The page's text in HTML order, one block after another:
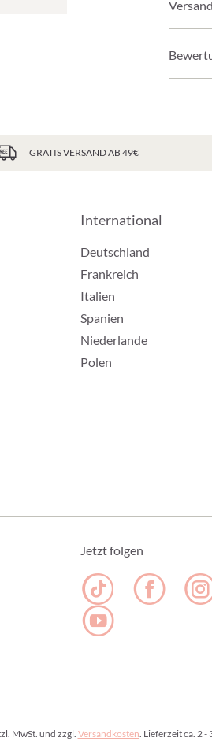
GRATIS VERSAND AB 49€
International
Deutschland
Frankreich
Italien
Spanien
Niederlande
Polen
Jetzt folgen
MwSt. und zzgl. Versandkosten. Lieferzeit ca. 2 -